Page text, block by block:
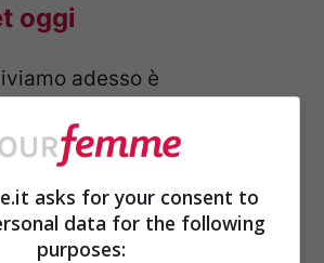
oggi
adesso è
un capo nato per il fango e il
perfetto per la vita
abbina senza sforzo a
pantaloni sartoriali o denim
asks for your consent to
data for the following
purposes: